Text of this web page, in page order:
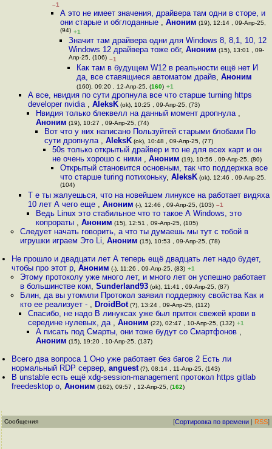
–1
А это не имеет значения, драйвера там одни в сторе, и
они старые и обглоданные ,Аноним (19), 12:14 , 09-Апр-25,
(94) +1
Значит там драйвера одни для Windows 8, 8,1, 10, 12
Windows 12 драйвера тоже обг, Аноним (15), 13:01 , 09-
Апр-25, (106) –1
Как там в будущем W12 в реальности ещё нет И
да, все ставящиеся автоматом драйв, Аноним
(160), 09:20 , 12-Апр-25, (160) +1
А все, нвидия по сути дропнула все что старше turning https
developer nvidia , AleksK(ok), 10:25 , 09-Апр-25, (73)
Нвидия только блеквелл на данный момент дропнула ,
Аноним (19), 10:27 , 09-Апр-25, (74)
Вот что у них написано Пользуйтей старыми блобами По
сути дропнула , AleksK(ok), 10:48 , 09-Апр-25, (77)
50s только открытый драйвер и то не для всех карт и он
не очень хорошо с ними , Аноним (19), 10:56 , 09-Апр-25, (80)
Открытый становится основным, так что поддержка все
что старше turing потихоньку,AleksK (ok), 12:46 , 09-Апр-25,
(104)
Т е ты жалуешься, что на новейшем линуксе на работает видяха
10 лет А чего еще , Аноним (-), 12:46 , 09-Апр-25, (103) –1
Ведь Linux это стабильное что то такое А Windows, это
копрораты ,Аноним (15), 12:51 , 09-Апр-25, (105)
Следует начать говорить, а что ты думаешь мы тут с тобой в
игрушки играем Это Li, Аноним (15), 10:53 , 09-Апр-25, (78)
Не прошло и двадцати лет А теперь ещё двадцать лет надо будет,
чтобы про этот p,Аноним (-), 11:26 , 09-Апр-25, (83) +1
Этому протоколу уже много лет, и много лет он успешно работает
в большинстве ком, Sunderland93(ok), 11:41 , 09-Апр-25, (87)
Блин, да вы утомили Протокол заявил поддержку свойства Как и
кто ее реализует - , DroidBot(?), 13:24 , 09-Апр-25, (112)
Спасибо, не надо В линуксах уже был приток свежей крови в
середине нулевых, да , Аноним (22), 02:47 , 10-Апр-25, (132) +1
А писать под Смарты, они тоже будут со Смартфонов ,
Аноним (15), 19:20 , 10-Апр-25, (137)
Всего два вопроса 1 Оно уже работает без багов 2 Есть ли
нормальный RDP сервер,anguest (?), 08:14 , 11-Апр-25, (143)
В unstable есть ещё xdg-session-management протокол https gitlab
freedesktop o,Аноним (162), 09:57 , 12-Апр-25, (162)
Сообщения [Сортировка по времени | RSS]